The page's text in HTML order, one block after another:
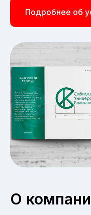
Подробнее об
О